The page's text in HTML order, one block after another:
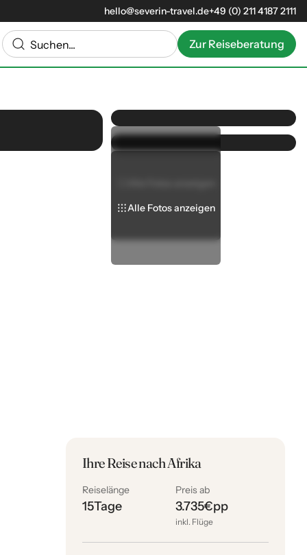
hello@severin-travel.de+49 (0) 211 4187 2111
Zur Reiseberatung
Alle Fotos anzeigen
Ihre Reise nach Afrika
Reiselänge
15Tage
Preis ab
3.735€pp
inkl. Flüge